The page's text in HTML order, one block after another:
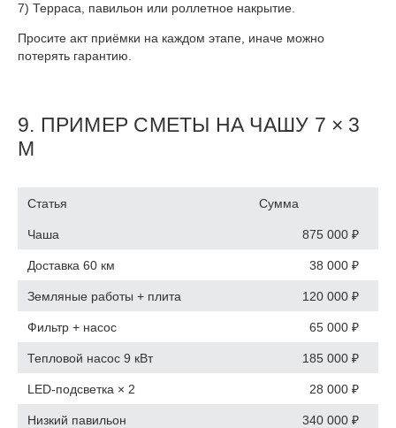
Терраса, павильон или роллетное накрытие.
Просите акт приёмки на каждом этапе, иначе можно
потерять гарантию.
9. ПРИМЕР СМЕТЫ НА ЧАШУ 7 × 3
М
Статья Сумма
Чаша 875 000 ₽
Доставка 60 км 38 000 ₽
Земляные работы + плита 120 000 ₽
Фильтр + насос 65 000 ₽
Тепловой насос 9 кВт 185 000 ₽
LED-подсветка × 2 28 000 ₽
Низкий павильон 340 000 ₽